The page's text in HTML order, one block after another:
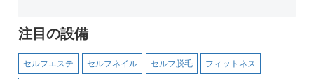
注目の設備
セルフエステ セルフネイル セルフ脱毛 フィットネス